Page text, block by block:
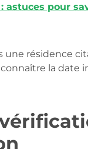
pour
une résidence
la date